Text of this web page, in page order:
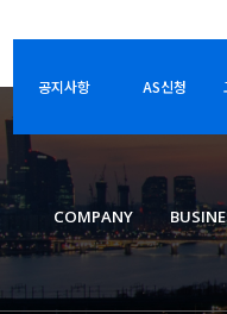
공지사항 AS신청
COMPANY